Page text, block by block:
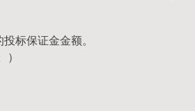
投标保证金金额。
）